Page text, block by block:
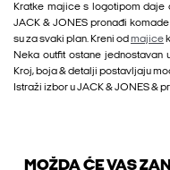
Kratke majice s logotipom daje
JACK & JONES pronađi
su za svaki plan. Kreni od majice
Neka outfit ostane
Kroj, boja & detalji postavljaju
Istraži izbor u JACK & JONES &
MOŽDA ĆE VAS